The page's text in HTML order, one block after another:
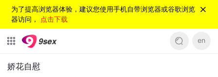
为了提高浏览器体验，建议您使用手机自带浏览器或谷歌浏览
器访问， 点击下载
en
娇花自慰